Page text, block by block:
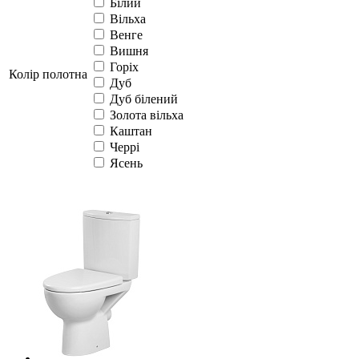
Колір полотна
Білий
Вільха
Венге
Вишня
Горіх
Дуб
Дуб білений
Золота вільха
Каштан
Черрі
Ясень